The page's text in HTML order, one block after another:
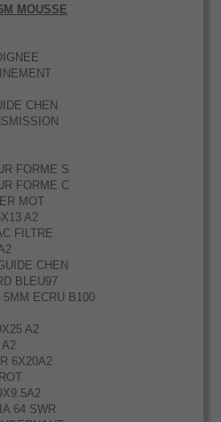
MOUSSE
CHEN
FORME S
FORME C
MOT
A2
FILTRE
CHEN
BLEU97
ECRU B100
A2
6X20A2
64 SWR